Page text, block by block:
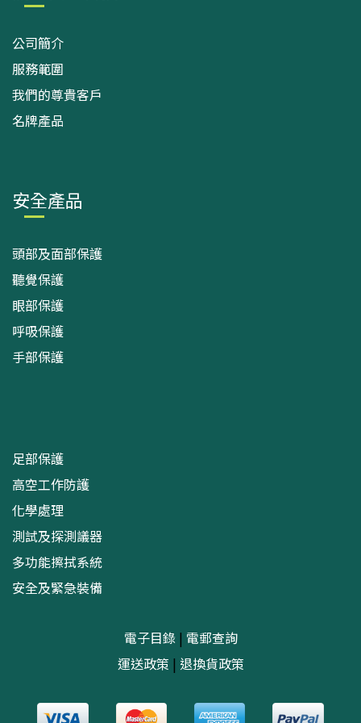
公司簡介
服務範圍
我們的尊貴客戶
名牌產品
安全產品
頭部及面部保護
聽覺保護
眼部保護
呼吸保護
手部保護
足部保護
高空工作防護
化學處理
測試及探測議器
多功能擦拭系統
安全及緊急裝備
電子目錄| 電郵查詢
運送政策 | 退換貨政策